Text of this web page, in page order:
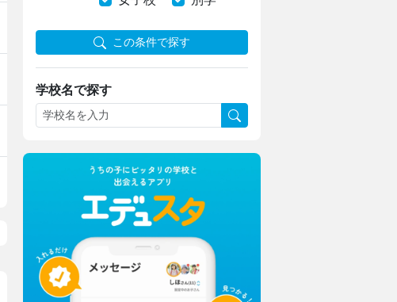
この条件で探す
学校名で探す